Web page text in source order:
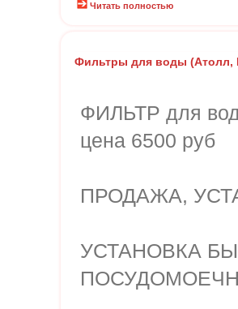
Читать полностью
Фильтры для воды (Атолл,
ФИЛЬТР для
цена 6500 руб
ПРОДАЖА,
УСТАНОВКА